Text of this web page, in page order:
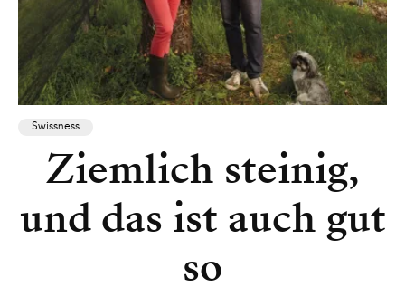
Swissness
Ziemlich steinig,
und das ist auch gut
so